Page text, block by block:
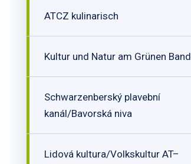
ATCZ kulinarisch
Kultur und Natur am Grünen Band
Schwarzenberský plavební
kanál/Bavorská niva
Lidová kultura/Volkskultur AT–